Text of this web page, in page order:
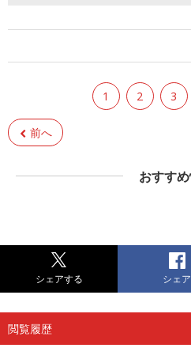
前へ
1 2 3
おすす
シェアする シェア
閲覧履歴